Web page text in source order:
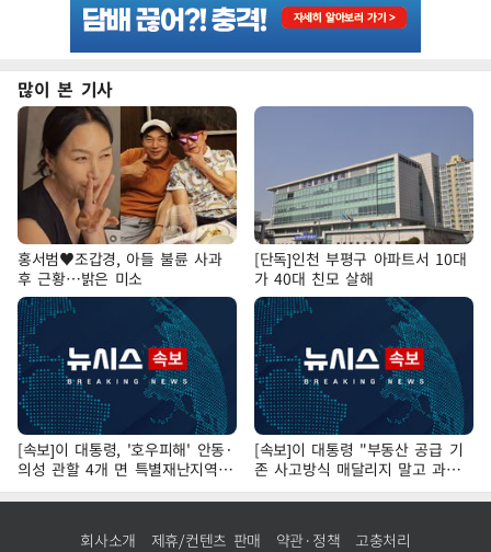
많이 본 기사
홍서범♥조갑경, 아들 불륜 사과
후 근황…밝은 미소
[단독]인천 부평구 아파트서 10대
가 40대 친모 살해
[속보]이 대통령, '호우피해' 안동·
의성 관할 4개 면 특별재난지역
선포
[속보]이 대통령 "부동산 공급 기
존 사고방식 매달리지 말고 과감
히 실천"
회사소개 제휴/컨텐츠 판매 약관·정책 고충처리